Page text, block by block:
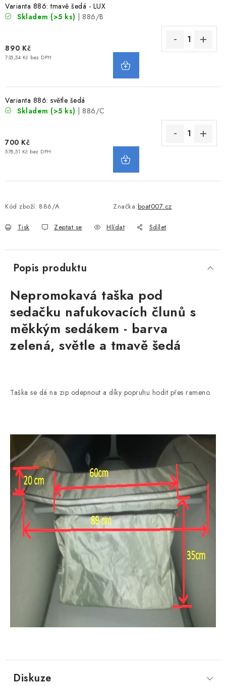
ZNAČKY
Obchodní podmínky
Podmínky ochrany osobních údajů
Varianta 886: tmavě šedá - LUX
Skladem (>5 ks) | 886/B
890 Kč
735,54 Kč bez DPH
Varianta 886: světle šedá
Skladem (>5 ks) | 886/C
700 Kč
578,51 Kč bez DPH
Kód zboží: 886/A Značka:boat007.cz
Tisk Zeptat se Hlídat Sdílet
Popis produktu
Nepromokavá taška pod
sedačku nafukovacích člunů s
měkkým sedákem - barva
zelená, světle a tmavě šedá
Taška se dá na zip odepnout a díky popruhu hodit přes rameno.
Diskuze